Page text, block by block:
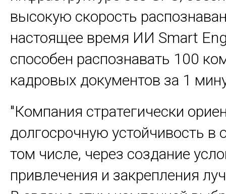
высокую скорость
настоящее время ИИ Smart
способен распознавать 100
кадровых документов за 1
"Компания стратегически
долгосрочную устойчивость в
том числе, через создание
привлечения и закрепления